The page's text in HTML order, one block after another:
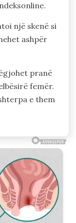
një skenë si
ashpër
pranë
femër.
e them